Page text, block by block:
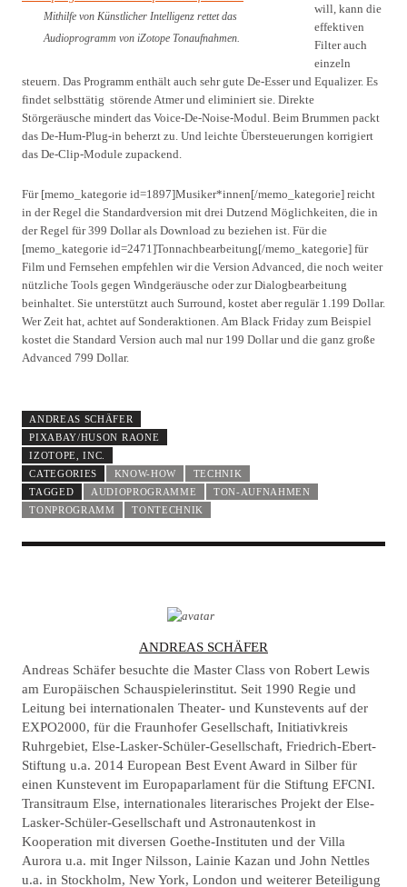
Mithilfe von Künstlicher Intelligenz rettet das
Audioprogramm von iZotope Tonaufnahmen.
will, kann die
effektiven
Filter auch
einzeln
steuern. Das Programm enthält auch sehr gute De-Esser und Equalizer. Es
findet selbsttätig störende Atmer und eliminiert sie. Direkte
Störgeräusche mindert das Voice-De-Noise-Modul. Beim Brummen packt
das De-Hum-Plug-in beherzt zu. Und leichte Übersteuerungen korrigiert
das De-Clip-Module zupackend.
Für [memo_kategorie id=1897]Musiker*innen[/memo_kategorie] reicht
in der Regel die Standardversion mit drei Dutzend Möglichkeiten, die in
der Regel für 399 Dollar als Download zu beziehen ist. Für die
[memo_kategorie id=2471]Tonnachbearbeitung[/memo_kategorie] für
Film und Fernsehen empfehlen wir die Version Advanced, die noch weiter
nützliche Tools gegen Windgeräusche oder zur Dialogbearbeitung
beinhaltet. Sie unterstützt auch Surround, kostet aber regulär 1.199 Dollar.
Wer Zeit hat, achtet auf Sonderaktionen. Am Black Friday zum Beispiel
kostet die Standard Version auch mal nur 199 Dollar und die ganz große
Advanced 799 Dollar.
ANDREAS SCHÄFER
PIXABAY/HUSON RAONE
IZOTOPE, INC.
CATEGORIES
KNOW-HOW
TECHNIK
TAGGED
AUDIOPROGRAMME
TON-AUFNAHMEN
TONPROGRAMM
TONTECHNIK
U
T
H
O
R
ANDREAS SCHÄFER
Andreas Schäfer besuchte die Master Class von Robert Lewis
am Europäischen Schauspielerinstitut. Seit 1990 Regie und
Leitung bei internationalen Theater- und Kunstevents auf der
EXPO2000, für die Fraunhofer Gesellschaft, Initiativkreis
Ruhrgebiet, Else-Lasker-Schüler-Gesellschaft, Friedrich-Ebert-
Stiftung u.a. 2014 European Best Event Award in Silber für
einen Kunstevent im Europaparlament für die Stiftung EFCNI.
Transitraum Else, internationales literarisches Projekt der Else-
Lasker-Schüler-Gesellschaft und Astronautenkost in
Kooperation mit diversen Goethe-Instituten und der Villa
Aurora u.a. mit Inger Nilsson, Lainie Kazan und John Nettles
u.a. in Stockholm, New York, London und weiterer Beteiligung